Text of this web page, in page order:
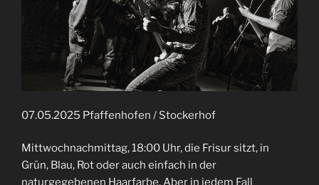
07.05.2025 Pfaffenhofen / Stockerhof
Mittwochnachmittag, 18:00 Uhr, die Frisur sitzt, in
Grün, Blau, Rot oder auch einfach in der
naturgegebenen Haarfarbe. Aber in jedem Fall